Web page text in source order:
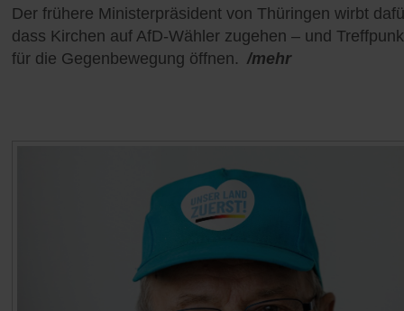
Der frühere Ministerpräsident von Thüringen wirbt
dass Kirchen auf AfD-Wähler zugehen – und
für die Gegenbewegung öffnen. /mehr